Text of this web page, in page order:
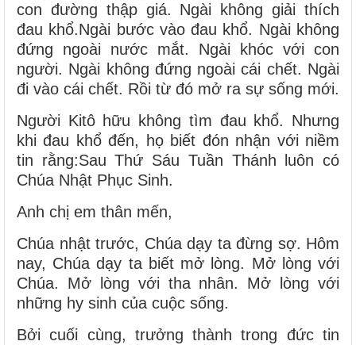
con đường thập giá. Ngài không giải thích
đau khổ.Ngài bước vào đau khổ. Ngài không
đứng ngoài nước mắt. Ngài khóc với con
người. Ngài không đứng ngoài cái chết. Ngài
đi vào cái chết. Rồi từ đó mở ra sự sống mới.
Người Kitô hữu không tìm đau khổ. Nhưng
khi đau khổ đến, họ biết đón nhận với niềm
tin rằng:Sau Thứ Sáu Tuần Thánh luôn có
Chúa Nhật Phục Sinh.
Anh chị em thân mến,
Chúa nhật trước, Chúa dạy ta đừng sợ. Hôm
nay, Chúa dạy ta biết mở lòng. Mở lòng với
Chúa. Mở lòng với tha nhân. Mở lòng với
những hy sinh của cuộc sống.
Bởi cuối cùng, trưởng thành trong đức tin